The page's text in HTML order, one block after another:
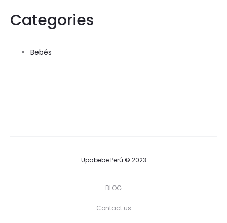
Categories
Bebés
Upabebe Perú © 2023
BLOG
Contact us